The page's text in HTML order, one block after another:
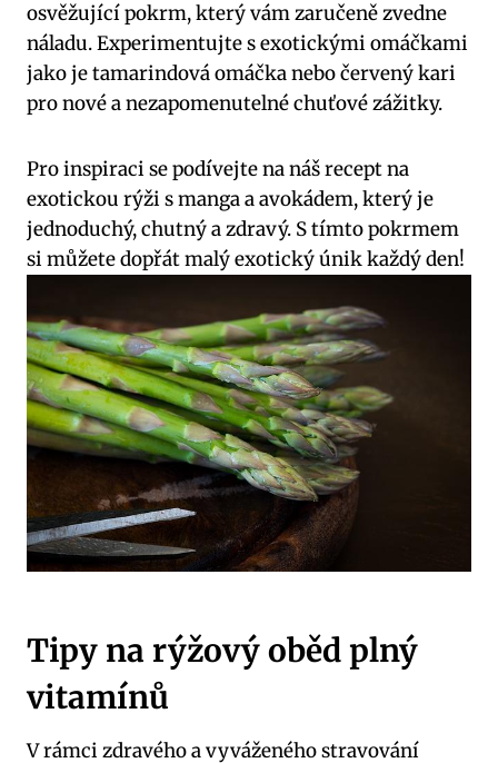
osvěžující pokrm, který⁢ vám zaručeně ‍zvedne
náladu. Experimentujte s exotickými ​omáčkami
jako ⁢je tamarindová omáčka ​nebo⁣ červený kari
pro ​nové‌ a nezapomenutelné chuťové ​zážitky.
Pro inspiraci se podívejte na náš recept na
exotickou rýži‍ s manga a avokádem, který je
‍jednoduchý,‌ chutný a zdravý. ‌S ‌tímto​ pokrmem
si ​můžete dopřát malý exotický únik ⁤každý den!
Tipy na rýžový ⁣oběd plný
vitamínů
V ​rámci zdravého a vyváženého stravování